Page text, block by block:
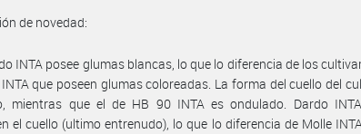
de novedad:
INTA posee glumas blancas, lo que lo diferencia de los
que poseen glumas coloreadas. La forma del cuello del
mientras que el de HB 90 INTA es ondulado. Dardo
el cuello (ultimo entrenudo), lo que lo diferencia de Molle